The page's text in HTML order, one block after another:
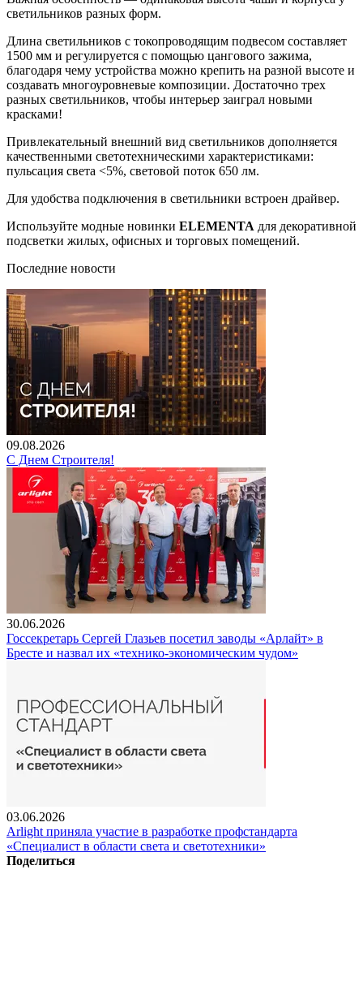
светильников разных форм.
Длина светильников с токопроводящим подвесом составляет
1500 мм и регулируется с помощью цангового зажима,
благодаря чему устройства можно крепить на разной высоте и
создавать многоуровневые композиции. Достаточно трех
разных светильников, чтобы интерьер заиграл новыми
красками!
Привлекательный внешний вид светильников дополняется
качественными светотехническими характеристиками:
пульсация света ˂5%, световой поток 650 лм.
Для удобства подключения в светильники встроен драйвер.
Используйте модные новинки ELEMENTA для декоративной
подсветки жилых, офисных и торговых помещений.
Последние новости
09.08.2026
С Днем Строителя!
30.06.2026
Госсекретарь Сергей Глазьев посетил заводы «Арлайт» в
Бресте и назвал их «технико-экономическим чудом»
03.06.2026
Arlight приняла участие в разработке профстандарта
«Специалист в области света и светотехники»
Поделиться